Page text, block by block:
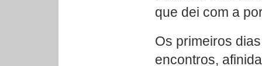
que dei com a
Os primeiros
encontros,